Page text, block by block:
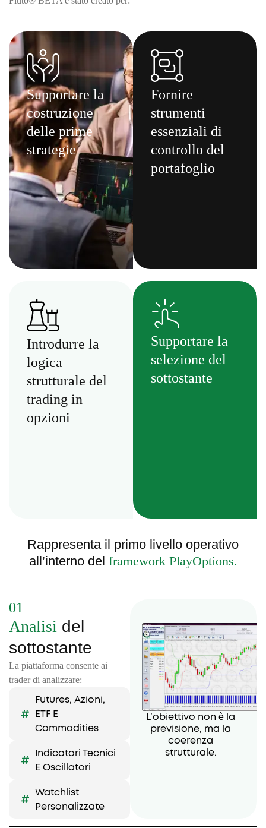
Supportare la
costruzione
delle prime
strategie
Fornire
strumenti
essenziali di
controllo del
portafoglio
Introdurre la
logica
strutturale del
trading in
opzioni
Supportare la
selezione del
sottostante
Rappresenta il primo livello operativo
all’interno del framework PlayOptions.
01
Analisi del
sottostante
La piattaforma consente ai
trader di analizzare:
Futures, Azioni,
ETF E
Commodities
Indicatori Tecnici
E Oscillatori
Watchlist
Personalizzate
L’obiettivo non è la
previsione, ma la
coerenza
strutturale.